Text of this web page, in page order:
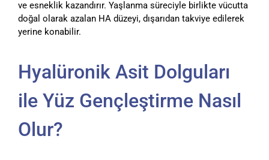
ve esneklik kazandırır. Yaşlanma süreciyle birlikte vücutta
doğal olarak azalan HA düzeyi, dışarıdan takviye edilerek
yerine konabilir.
Hyalüronik Asit Dolguları
ile Yüz Gençleştirme Nasıl
Olur?